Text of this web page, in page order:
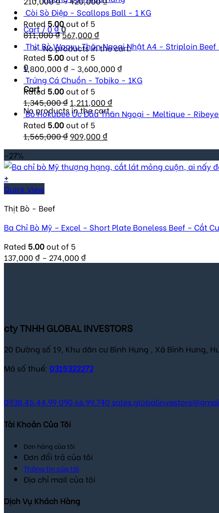
Cart /0₫0
No products in the cart.
0
Cart
No products in the cart.
Còi Sò Điệp - Scallops Ball - 1 KG
Rated 5.00out of 5
811,000₫Original
price
was:
811,000 ₫.
567,000 ₫Current
price
567,000 ₫.
Thịt Bò Wagyu Thăn Ngoại Nhật A4 - Striploin Beef
Rated 5.00out of 5
1,800,000 ₫ – 3,600,000 ₫
Trứng Cá Chuồn - Tobiko - 1KG
Rated 5.00out of 5
1,345,000₫ Original
price
was:
1,345,000 ₫.
1,211,000 ₫Current
price
Bò Hokubee Úc Đầu Thăn Ngoại - Meltique -
Rated 5.00out of 5
1,565,000₫ Original
price
was:
1,565,000 ₫.
909,000 ₫Current
price
is:
909,000 ₫.
-27%
+
Quick View
Thịt Bò - Beef
Ba Chỉ Bò Mỹ – Excel – Short Plate Boneless Beef – Cắt
Rated 5.00out of 5
137,000 ₫ – 274,000 ₫
cty TNHH GLOBAL INVESTORS
20 Đường số 19, Khu dân cư Bình Hưng , Xã Bình Hưng,
Mã số thuế: 0315322272
0938.45.44.99090.66.99.740
Tài Khoản Của Tôi
Đơn hàng của tôi
Đơn đổi trả của tôi
Thông tin của tôi
Địa chỉ mail của tôi
Dịch Vụ Khách Hàng